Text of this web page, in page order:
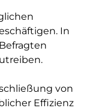
In
von
Effizienz